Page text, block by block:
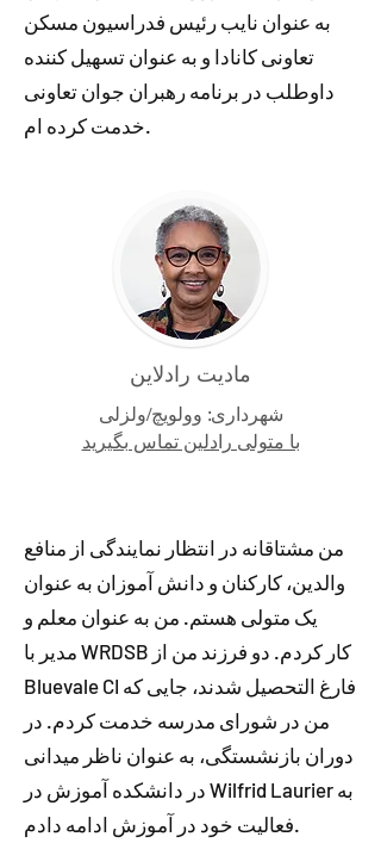
به عنوان نایب رئیس فدراسیون مسکن
تعاونی کانادا و به عنوان تسهیل کننده
داوطلب در برنامه رهبران جوان تعاونی
خدمت کرده ام.
مادیت رادلاین
شهرداری: وولویچ/ولزلی
با متولی رادلین تماس بگیرید
من مشتاقانه در انتظار نمایندگی از منافع
والدین، کارکنان و دانش آموزان به عنوان
یک متولی هستم. من به عنوان معلم و
مدیر با WRDSB کار کردم. دو فرزند من از
Bluevale CI فارغ التحصیل شدند، جایی که
من در شورای مدرسه خدمت کردم. در
دوران بازنشستگی، به عنوان ناظر میدانی
در دانشکده آموزش در Wilfrid Laurier به
فعالیت خود در آموزش ادامه دادم.